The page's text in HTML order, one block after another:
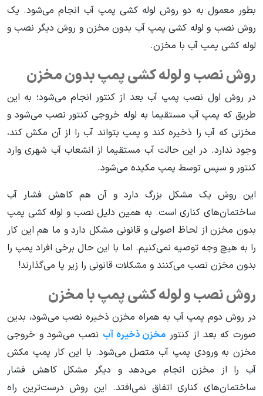
بطور معمول به دو روش لوله کشی پمپ آب انجام می‌شود. یک
روش نصب و لوله کشی پمپ آب بدون مخزن و روش دیگر نصب و
لوله کشی پمپ آب با مخزن.
روش نصب و لوله کشی پمپ بدون مخزن
در روش اول نصب پمپ آب بعد از کنتور انجام می‌شود؛ به این
طریق که پمپ آب مستقیما به لوله خروجی کنتور نصب می‌شود و
مخزنی که آب را ذخیره کند و پمپ بتواند آب را از آن مکش کند،
وجود ندارد. در این حالت آب مستقیما از انشعاب آب شهری وارد
کنتور و سپس توسط پمپ مکیده می‌شود.
این روش یک مشکل بزرگ دارد و آن هم کاهش فشار آب
ساختمان‌های کناری است. به همین دلیل نصب و لوله کشی پمپ
بدون مخزن از لحاظ اصولی و قانونی مشکل دارد و ما هم این کار
را به هیچ وجه توصیه نمی‌کنیم. اما با این حال برخی افراد پمپ را
بدون مخزن نصب می‌کنند و مشکلات قانونی را زیر پا می‌گذارند!
روش نصب و لوله کشی پمپ با مخزن
در روش دوم پمپ آب به همراه مخزن ذخیره نصب می‌شود، بدین
صورت که بعد از کنتور مخزن ذخیره آب نصب می‌شود و خروجی
مخزن به ورودی پمپ آب متصل می‌شود. با این کار پمپ مکش
آب را از مخزن انجام می‌دهد و دیگر مشکل کاهش فشار
ساختمان‌های کناری اتفاق نمی‌افتد. این روش درست‌ترین راه